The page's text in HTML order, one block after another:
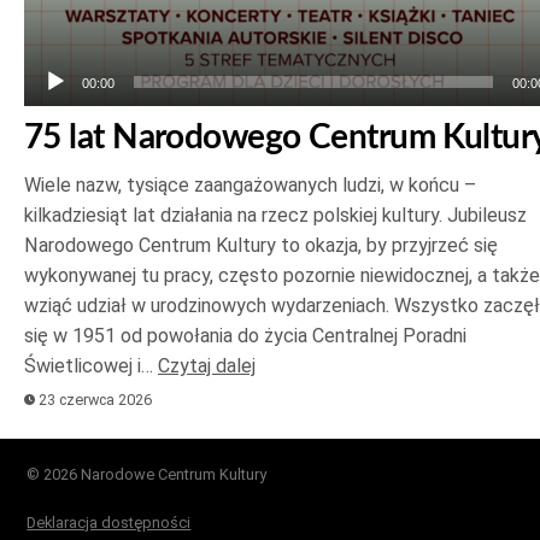
00:00
75 lat Narodowego Centrum
Wiele nazw, tysiące zaangażowanych ludzi, w końcu –
kilkadziesiąt lat działania na rzecz polskiej kultury. Jubileusz
Narodowego Centrum Kultury to okazja, by przyjrzeć się
wykonywanej tu pracy, często pozornie niewidocznej, a także
wziąć udział w urodzinowych wydarzeniach. Wszystko
się w 1951 od powołania do życia Centralnej Poradni
Świetlicowej i… Czytaj dalej
23 czerwca 2026
© 2026 Narodowe Centrum Kultury
Deklaracja dostępności